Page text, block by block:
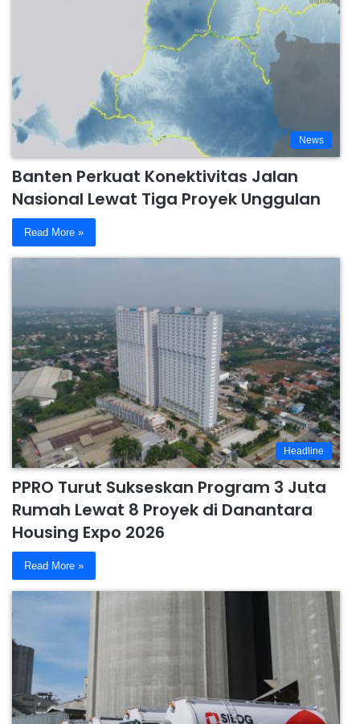
News
Banten Perkuat Konektivitas Jalan
Nasional Lewat Tiga Proyek Unggulan
Read More »
Headline
PPRO Turut Sukseskan Program 3 Juta
Rumah Lewat 8 Proyek di Danantara
Housing Expo 2026
Read More »